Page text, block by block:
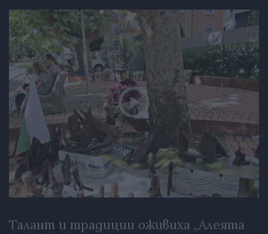
Талант и традиции оживиха „Алеята